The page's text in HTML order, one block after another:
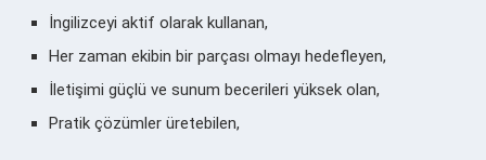
İngilizceyi aktif olarak kullanan,
Her zaman ekibin bir parçası olmayı hedefleyen,
İletişimi güçlü ve sunum becerileri yüksek olan,
Pratik çözümler üretebilen,